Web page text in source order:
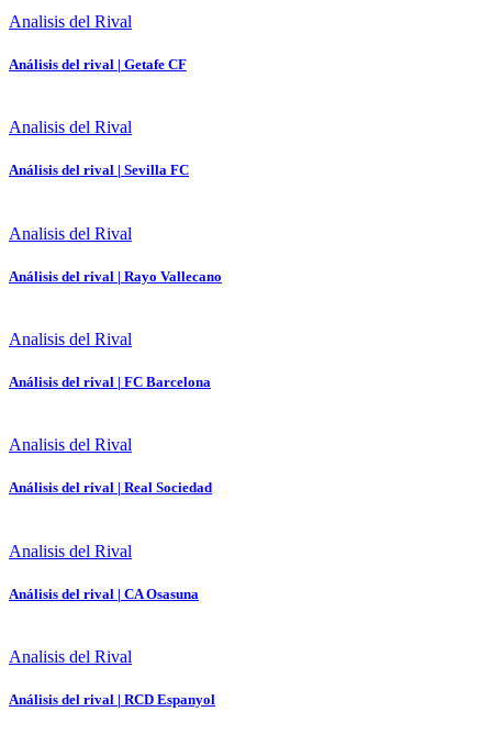
Analisis del Rival
Análisis del rival | Getafe CF
Analisis del Rival
Análisis del rival | Sevilla FC
Analisis del Rival
Análisis del rival | Rayo Vallecano
Analisis del Rival
Análisis del rival | FC Barcelona
Analisis del Rival
Análisis del rival | Real Sociedad
Analisis del Rival
Análisis del rival | CA Osasuna
Analisis del Rival
Análisis del rival | RCD Espanyol